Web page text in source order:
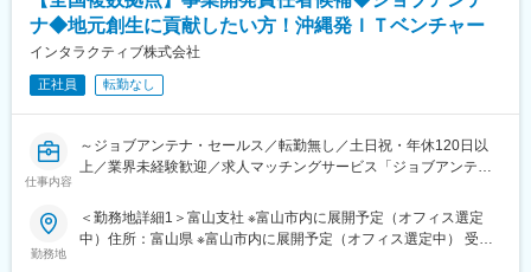
お客様と住宅会社間のコミュニケーション支援
ご成約に至らなかった理由の共有・改善提案
データをもとにしたサービス改善支援
■研修フォロー体制
・ 入社後：座学研修
・入社1～2か月：先輩同席、研修動画、ロールプレイング
・入社3か月以降：先輩同席のもと接客デビュー
変更の範囲：会社の定める業務
■こんな方におすすめ！
・地方創生や地域活性化に強い関心がある方
・地元に貢献したい、地域を盛り上げたいという想いをお持ちの
方
・単なる営業ではなく、「人」と「企業」をつなぐ価値創出にや
りがいを感じる方
・IPOを目指す企業で、組織づくりや事業拡大に主体的に関わりた
い方
■チーム構成：
３～5名の営業がおります！
ナ◆地元創生に貢献したい方！沖縄発ＩＴベンチャー
インタラクティブ株式会社
正社員 転勤なし
仕事内容
～ジョブアンテナ・セールス／転勤無し／土日祝・年休120日以
上／業界未経験歓迎／求人マッチングサービス「ジョブアンテ
▼募集背景
勤務地
＜勤務地詳細1＞富山支社 ※富山市内に展開予定（オフィス選定
中）住所：富山県 ※富山市内に展開予定（オフィス選定中） 受動